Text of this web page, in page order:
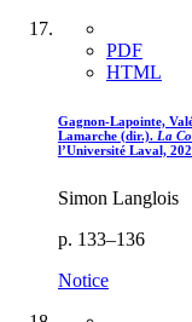
PDF
HTML
Gagnon-Lapointe,
Lamarche (dir.). La
l’Université Laval,
Simon Langlois
p. 133–136
Notice